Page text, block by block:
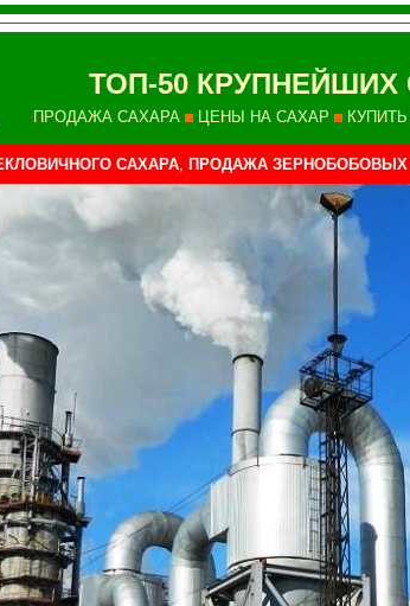
ТОП-50
ПРОДАЖА САХАРА ЦЕНЫ НА САХАР
САХАРА, ПРОДАЖА ЗЕРНОБОБОВЫХ